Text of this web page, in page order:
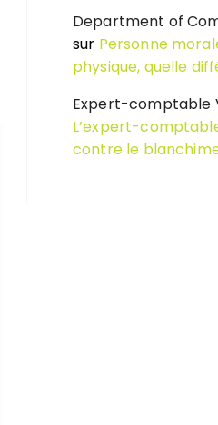
Department of
sur Personne
physique, quelle
Expert-comptable
L’expert-
contre le